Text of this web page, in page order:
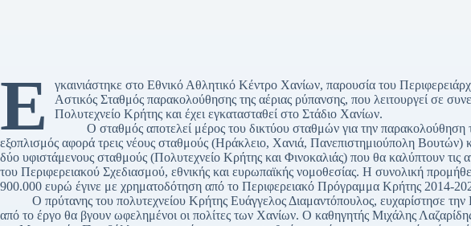
Ε
γκαινιάστηκε στο Εθνικό Αθλητικό Κέντρο Χανίων, παρουσία του
Αστικός Σταθμός παρακολούθησης της αέριας ρύπανσης, που λειτουργεί σε
Πολυτεχνείο Κρήτης και έχει εγκατασταθεί στο Στάδιο Χανίων.
Ο σταθμός αποτελεί μέρος του δικτύου σταθμών για την παρακολούθηση
εξοπλισμός αφορά τρεις νέους σταθμούς (Ηράκλειο, Χανιά, Πανεπιστημιούπολη Βουτών)
δύο υφιστάμενους σταθμούς (Πολυτεχνείο Κρήτης και Φινοκαλιάς) που θα καλύπτουν τις
του Περιφερειακού Σχεδιασμού, εθνικής και ευρωπαϊκής νομοθεσίας. Η συνολική
900.000 ευρώ έγινε με χρηματοδότηση από το Περιφερειακό Πρόγραμμα Κρήτης 2014-
Ο πρύτανης του πολυτεχνείου Κρήτης Ευάγγελος Διαμαντόπουλος, ευχαρίστησε την
από το έργο θα βγουν ωφελημένοι οι πολίτες των Χανίων. Ο καθηγητής Μιχάλης